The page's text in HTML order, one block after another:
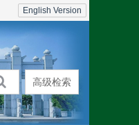
English Version
高级检索